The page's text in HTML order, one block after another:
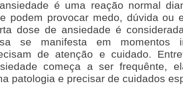
é uma reação normal
podem provocar medo, dúvida ou
dose de ansiedade é
se manifesta em momentos
de atenção e cuidado.
começa a ser frequênte,
patologia e precisar de cuidados